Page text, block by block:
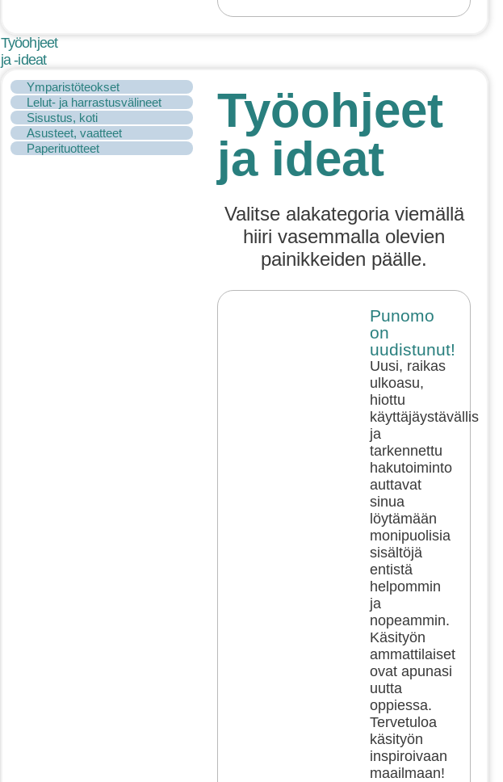
Työohjeet
ja -ideat
Ymparistöteokset
Lelut- ja harrastusvälineet
Sisustus, koti
Asusteet, vaatteet
Paperituotteet
Työohjeet
ja ideat
Valitse alakategoria viemällä
hiiri vasemmalla olevien
painikkeiden päälle.
Punomo
on
uudistunut!
Uusi, raikas
ulkoasu,
hiottu
käyttäjäystävällisyys
ja
tarkennettu
hakutoiminto
auttavat
sinua
löytämään
monipuolisia
sisältöjä
entistä
helpommin
ja
nopeammin.
Käsityön
ammattilaiset
ovat apunasi
uutta
oppiessa.
Tervetuloa
käsityön
inspiroivaan
maailmaan!